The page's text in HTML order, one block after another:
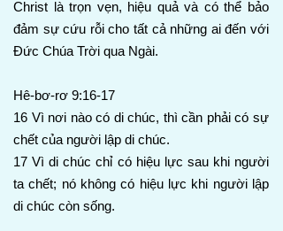
Christ là trọn vẹn, hiệu quả và có thể bảo
đảm sự cứu rỗi cho tất cả những ai đến với
Đức Chúa Trời qua Ngài.
Hê-bơ-rơ 9:16-17
16 Vì nơi nào có di chúc, thì cần phải có sự
chết của người lập di chúc.
17 Vì di chúc chỉ có hiệu lực sau khi người
ta chết; nó không có hiệu lực khi người lập
di chúc còn sống.